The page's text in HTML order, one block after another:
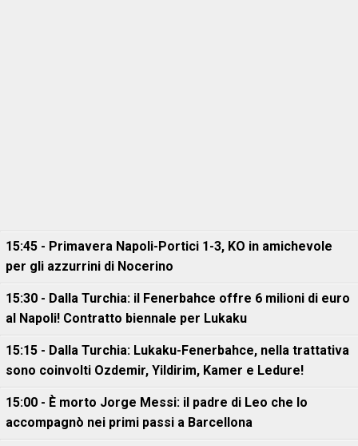
15:45 - Primavera Napoli-Portici 1-3, KO in amichevole
per gli azzurrini di Nocerino
15:30 - Dalla Turchia: il Fenerbahce offre 6 milioni di euro
al Napoli! Contratto biennale per Lukaku
15:15 - Dalla Turchia: Lukaku-Fenerbahce, nella trattativa
sono coinvolti Ozdemir, Yildirim, Kamer e Ledure!
15:00 - È morto Jorge Messi: il padre di Leo che lo
accompagnò nei primi passi a Barcellona